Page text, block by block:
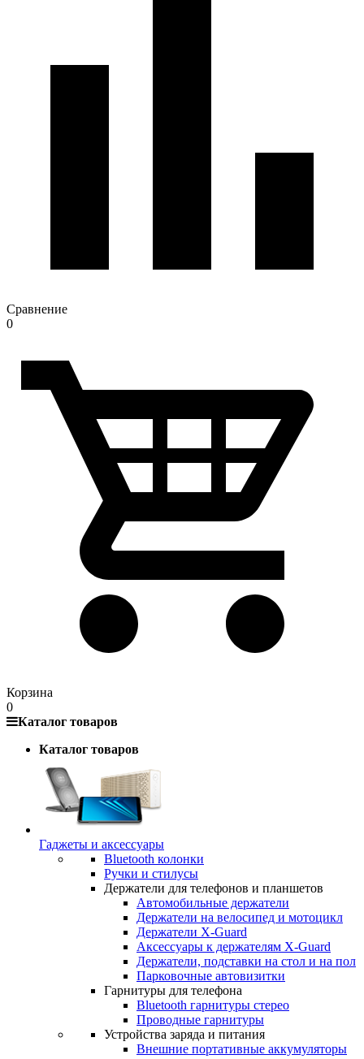
Сравнение
0
Корзина
0
Каталог товаров
Каталог товаров
Гаджеты и аксессуары
Bluetooth колонки
Ручки и стилусы
Держатели для телефонов и планшетов
Автомобильные держатели
Держатели на велосипед и мотоцикл
Держатели X-Guard
Аксессуары к держателям X-Guard
Держатели, подставки на стол и на пол
Парковочные автовизитки
Гарнитуры для телефона
Bluetooth гарнитуры стерео
Проводные гарнитуры
Устройства заряда и питания
Внешние портативные аккумуляторы